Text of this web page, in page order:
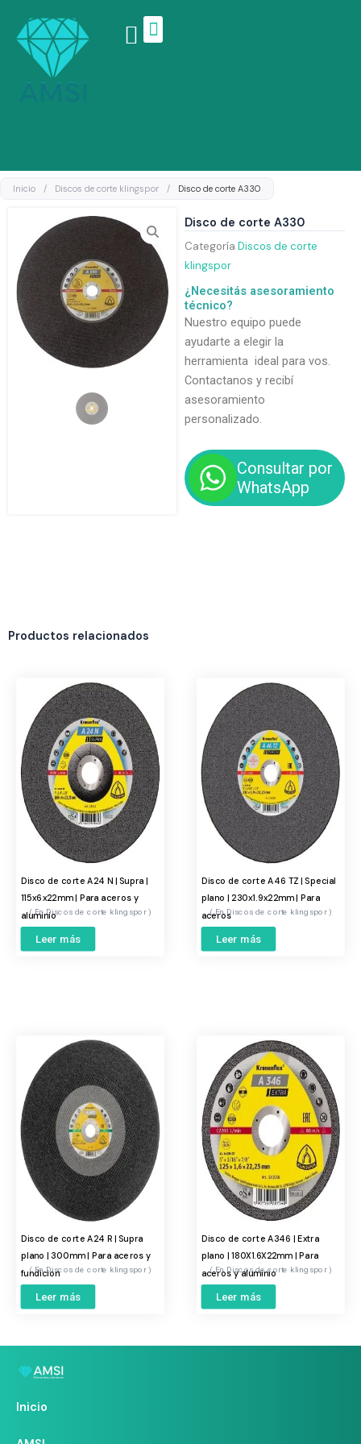
contenido
Inicio / Discos de corte klingspor / Disco de corte A330
Disco de corte A330
Categoría Discos de corte
klingspor
¿Necesitás asesoramiento
técnico?
Nuestro equipo puede
ayudarte a elegir la
herramienta ideal para vos.
Contactanos y recibí
asesoramiento
personalizado.
Consultar por
WhatsApp
Productos relacionados
Disco de corte A24 N | Supra |
115x6x22mm | Para aceros y
aluminioDiscos de corte klingspor
Leer más
Disco de corte A46 TZ | Special
plano | 230x1.9x22mm | Para
acerosDiscos de corte klingspor
Leer más
Disco de corte A24 R | Supra
plano | 300mm | Para aceros y
fundicionDiscos de corte klingspor
Leer más
Disco de corte A346 | Extra
plano | 180X1.6X22mm | Para
aceros y aluminio
Discos de corte klingspor
Leer más
Inicio